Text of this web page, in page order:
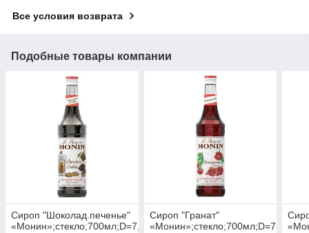
Все условия возврата
Подобные товары компании
Сироп "Шоколад.печенье"
«Монин»;стекло;700мл;D=7,H=31см
Сироп "Гранат"